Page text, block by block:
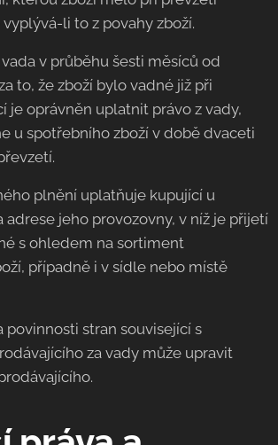
li to z povahy zboží.
v průběhu šesti měsíců od
to, že zboží bylo vadné již při
je oprávněn uplatnit právo z vady,
u spotřebního zboží v době dvaceti
plnění uplatňuje kupující u
adrese jeho provozovny, v níž je přijetí
s ohledem na sortiment
případně i v sídle nebo místě
povinnosti stran související s
za vady může upravit